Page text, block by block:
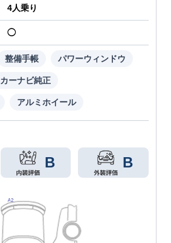
4人乗り
◯
整備手帳 パワーウィンドウ
カーナビ純正
アルミホイール
B B